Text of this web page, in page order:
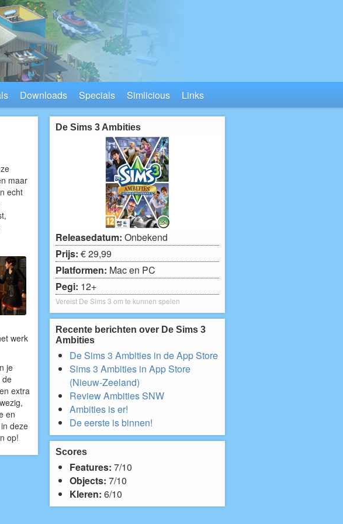
Downloads Specials Simlicious Links
De Sims 3 Ambities
Releasedatum: Onbekend
Prijs: € 29,99
Platformen: Mac en PC
Pegi: 12+
Vereist De Sims 3 om te kunnen spelen
Recente berichten over De Sims 3
Ambities
De Sims 3 Ambities in de App Store
Sims 3 Ambities in App Store
(Nieuw-Zeeland)
Review Ambities SNW
Ambities is er!
De eerste is binnen!
Scores
Features: 7/10
Objects: 7/10
Kleren: 6/10
maar
echt
werk
je
de
extra
en
deze
op!